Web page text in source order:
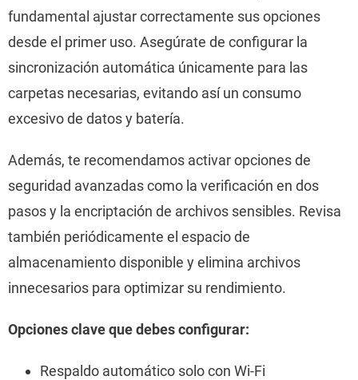
fundamental ajustar correctamente sus opciones
desde el primer uso. Asegúrate de configurar la
sincronización automática únicamente para las
carpetas necesarias, evitando así un consumo
excesivo de datos y batería.
Además, te recomendamos activar opciones de
seguridad avanzadas como la verificación en dos
pasos y la encriptación de archivos sensibles. Revisa
también periódicamente el espacio de
almacenamiento disponible y elimina archivos
innecesarios para optimizar su rendimiento.
Opciones clave que debes configurar:
Respaldo automático solo con Wi-Fi